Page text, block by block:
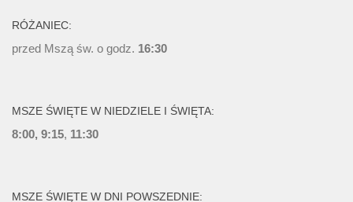
RÓŻANIEC:
przed Mszą św. o godz. 16:30
MSZE ŚWIĘTE W NIEDZIELE I ŚWIĘTA:
8:00, 9:15, 11:30
MSZE ŚWIĘTE W DNI POWSZEDNIE: